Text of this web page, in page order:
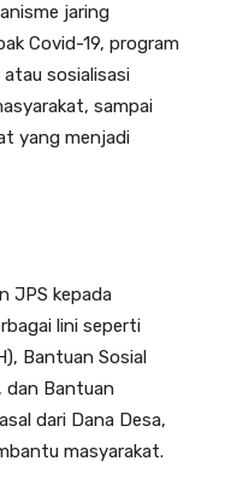
jaring
Covid-19, program
atau sosialisasi
sampai
yang menjadi
JPS kepada
lini seperti
Bantuan Sosial
dan Bantuan
dari Dana Desa,
masyarakat.